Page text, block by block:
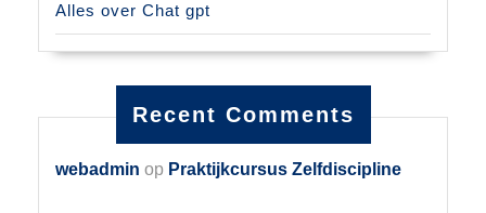
Alles over Chat gpt
Recent Comments
webadmin op Praktijkcursus Zelfdiscipline